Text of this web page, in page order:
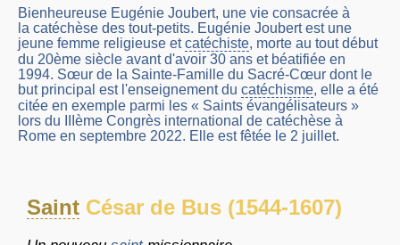
Bienheureuse Eugénie Joubert, une vie consacrée à
la catéchèse des tout-petits. Eugénie Joubert est une
jeune femme religieuse etcatéchiste, morte au tout début
du 20ème siècle avant d'avoir 30 ans et béatifiée en
1994. Sœur de la Sainte-Famille du Sacré-Cœur dont le
but principal est l'enseignement du catéchisme, elle a été
citée en exemple parmi les « Saints évangélisateurs »
lors du IIIème Congrès international de catéchèse à
Rome en septembre 2022. Elle est fêtée le 2 juillet.
Saint César de Bus (1544-1607)